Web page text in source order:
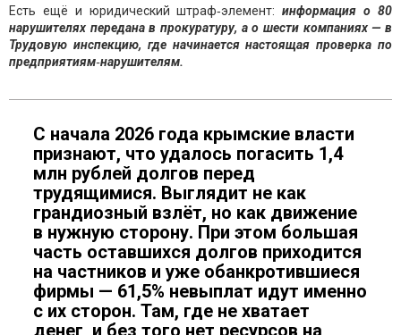
Есть ещё и юридический штраф‑элемент:информация о 80
нарушителях передана в прокуратуру, а о шести компаниях — в
Трудовую инспекцию, где начинается настоящая проверка по
предприятиям‑нарушителям.
С начала 2026 года крымские власти
признают, что удалось погасить 1,4
млн рублей долгов перед
трудящимися. Выглядит не как
грандиозный взлёт, но как движение
в нужную сторону. При этом большая
часть оставшихся долгов приходится
на частников и уже обанкротившиеся
фирмы — 61,5% невыплат идут именно
с их сторон. Там, где не хватает
денег, и без того нет ресурсов на